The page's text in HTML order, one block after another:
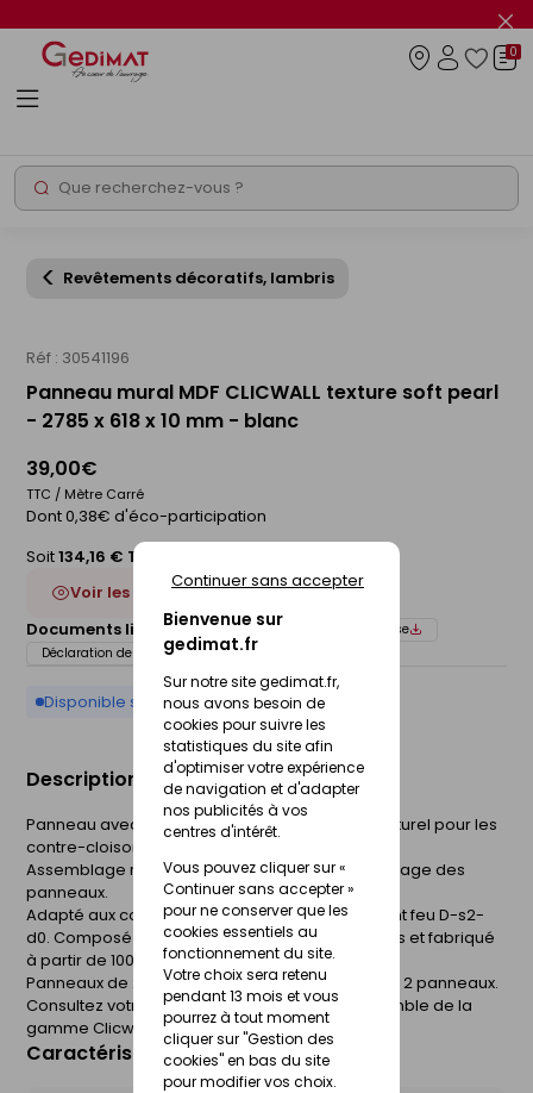
Bienvenue sur
gedimat.fr
Sur notre site gedimat.fr,
nous avons besoin de
cookies pour suivre les
statistiques du site afin
d'optimiser votre expérience
de navigation et d'adapter
nos publicités à vos
centres d'intérêt.
Vous pouvez cliquer sur «
Continuer sans accepter »
pour ne conserver que les
cookies essentiels au
fonctionnement du site.
Votre choix sera retenu
pendant 13 mois et vous
pourrez à tout moment
cliquer sur "Gestion des
cookies" en bas du site
pour modifier vos choix.
Continuer sans accepter
le
info
Rechercher
0
Revêtements décoratifs, lambris
Réf : 30541196
Panneau mural MDF CLICWALL texture soft pearl
- 2785 x 618 x 10 mm - blanc
39,00€
TTC / Mètre Carré
Dont 0,38€ d'éco-participation
Soit134,16 € TTC
Voir les 4 déclinaisons
Documents liés :
Fiche technique
Notice de pose
Déclaration de performance (DOP)
Disponible sur commande
Description du produit
Panneau avec support MDF mélaminé non structurel pour les
contre-cloisons et parois de séparation.
Assemblage rainure et languette. Pose par clipsage des
panneaux.
Adapté aux conditions en milieu sec. Classement feu D-s2-
d0. Composé à 89% de matériaux renouvelables et fabriqué
à partir de 100% de bois de réemploi.
Panneaux de 2785 x 618 x 10 mm. Vendu en lot de 2 panneaux.
Consultez votre magasin pour découvrir l'ensemble de la
gamme Clicwall.
Caractéristiques du produit